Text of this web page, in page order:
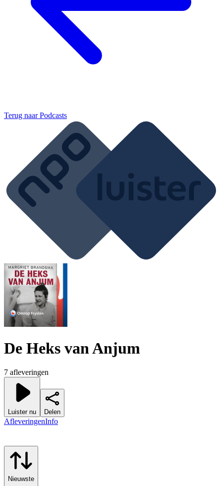
Terug naarPodcasts
De Heks van Anjum
7 afleveringen
Luister nu Delen
AfleveringenInfo
Nieuwste